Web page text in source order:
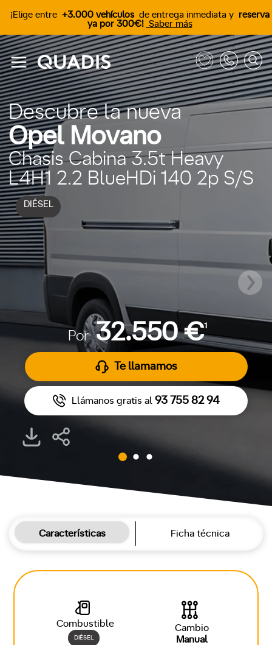
¡Elige entre +3.000 vehículos de entrega inmediata y reserva
ya por 300€! Saber más
Descubre la nueva
Opel Movano
DIÉSEL
Chasis Cabina 3.5t Heavy
L4H1 2.2 BlueHDi 140 2p S/S
Por32.550 €1
Te llamamos
Llámanos gratis al 93 755 82 94
Características Ficha técnica
Combustible
DIÉSEL
Cambio
Manual